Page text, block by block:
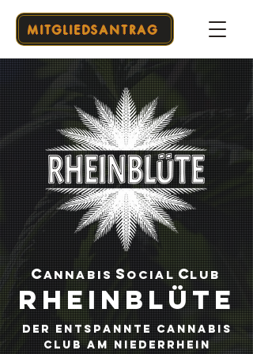
MITGLIEDSANTRAG
CAnnabi s So cial cl ub
Rheinblüte
DER entspannte Cannabis
Club am Niederrhein